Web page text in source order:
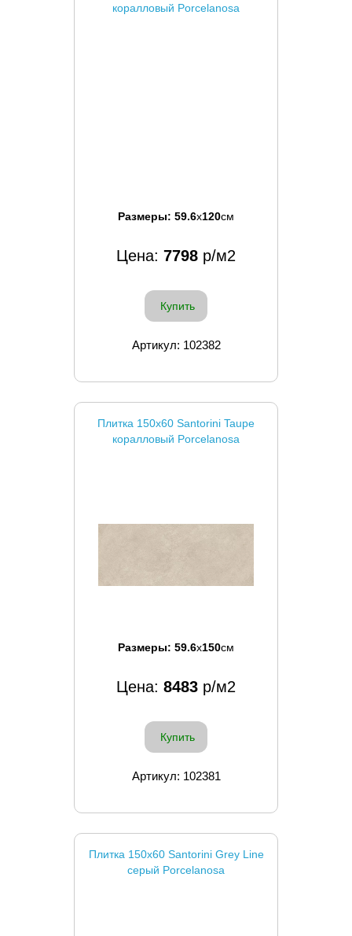
коралловый Porcelanosa
Размеры: 59.6x120см
Цена: 7798 р/м2
Купить
Артикул: 102382
Плитка 150x60 Santorini Taupe
коралловый Porcelanosa
Размеры: 59.6x150см
Цена: 8483 р/м2
Купить
Артикул: 102381
Плитка 150x60 Santorini Grey Line
серый Porcelanosa